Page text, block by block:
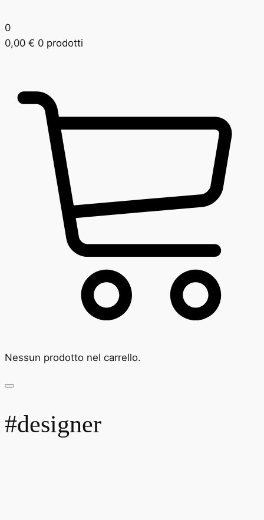
0
0,00 € 0 prodotti
Nessun prodotto nel carrello.
#designer